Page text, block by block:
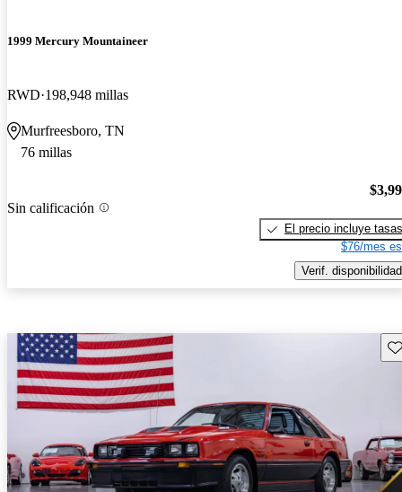
1999 Mercury Mountaineer
RWD 198,948 millas
Murfreesboro, TN
76 millas
Sin calificación
El precio incluye tasas
$76/mes
Verif. disponibilidad